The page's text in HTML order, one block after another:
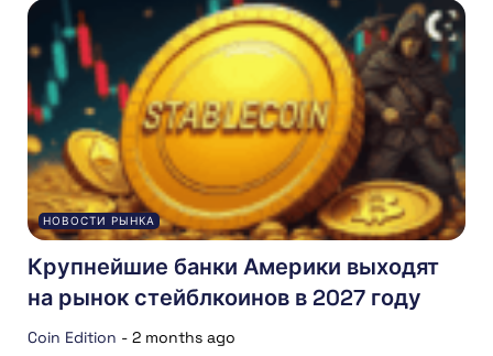
НОВОСТИ РЫНКА
Крупнейшие банки Америки выходят
на рынок стейблкоинов в 2027 году
Coin Edition - 2 months ago